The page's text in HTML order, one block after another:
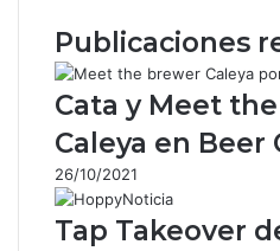
Publicaciones
Cata y Meet
Caleya en Beer
26/10/2021
Tap Takeover